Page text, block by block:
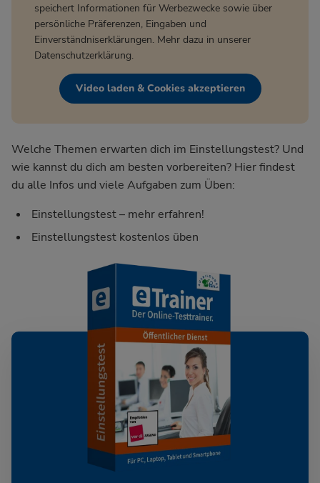
speichert Informationen für Werbezwecke sowie über
persönliche Präferenzen, Eingaben und
Einverständniserklärungen. Mehr dazu in unserer
Datenschutzerklärung.
Video laden & Cookies akzeptieren
Welche Themen erwarten dich im Einstellungstest? Und
wie kannst du dich am besten vorbereiten? Hier findest
du alle Infos und viele Aufgaben zum Üben:
Einstellungstest – mehr erfahren!
Einstellungstest kostenlos üben